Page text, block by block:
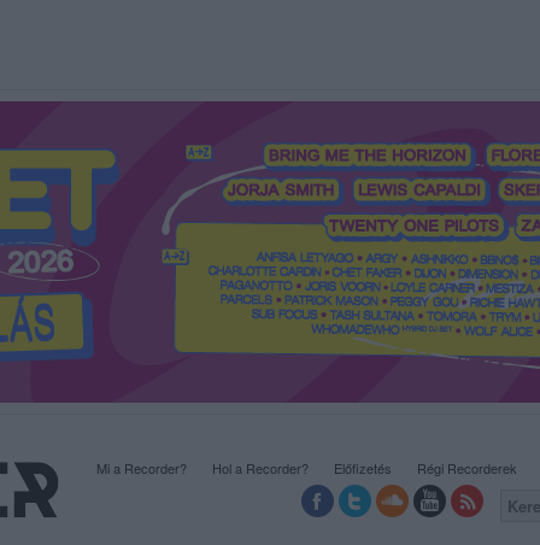
Mi a Recorder? Hol a Recorder? Előfizetés Régi Recorderek